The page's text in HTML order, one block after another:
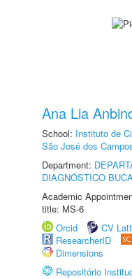
Ana Lia
School: Instituto de
São José dos
Department:
DIAGNÓSTICO
Academic
title: MS-6
Orcid
CV
ResearcherID
Dimensions
Repositório